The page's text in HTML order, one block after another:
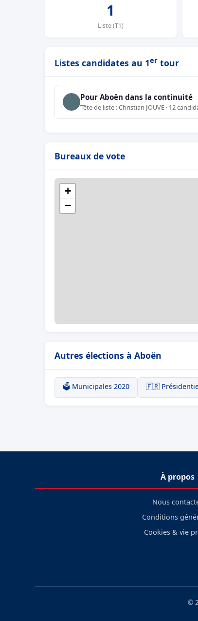
1
Liste (T1)
Listes candidates au 1er tour
Pour Aboën dans la continuité
Tête de liste : Christian JOUVE · 12
Bureaux de vote
+
−
Autres élections à Aboën
🗳️ Municipales 2020 🇫🇷
À propos
Nous
Conditions
Cookies & vie
©